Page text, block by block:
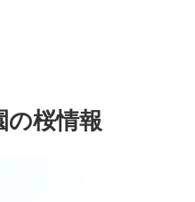
の桜情報